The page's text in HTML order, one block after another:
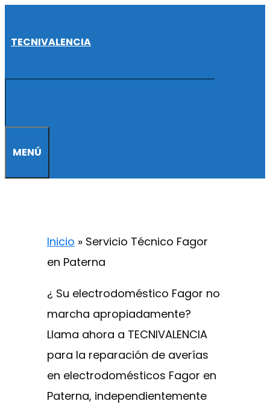
alTECNIVALENCIA
MENÚ
Inicio » Servicio Técnico Fagor
en Paterna
¿ Su electrodoméstico Fagor no
marcha apropiadamente?
Llama ahora a TECNIVALENCIA
para la reparación de averías
en electrodomésticos Fagor en
Paterna, independientemente